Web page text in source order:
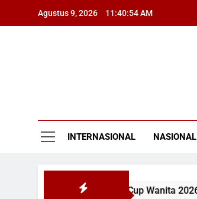
Agustus 9, 2026 11:40:55 AM
INTERNASIONAL NASIONAL
1-3 di SEA V Cup Wanita 2026